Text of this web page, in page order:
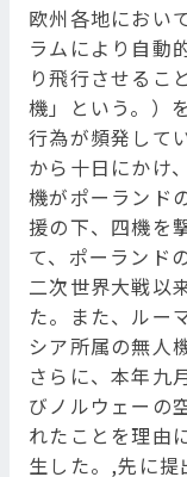
欧州各地におい
ラムにより自動
り飛行させるこ
機」という。）
行為が頻発して
から十日にかけ
機がポーランド
援の下、四機を
て、ポーランド
二次世界大戦以
た。また、ルー
シア所属の無人
さらに、本年九
びノルウェーの
れたことを理由
生した。,先に